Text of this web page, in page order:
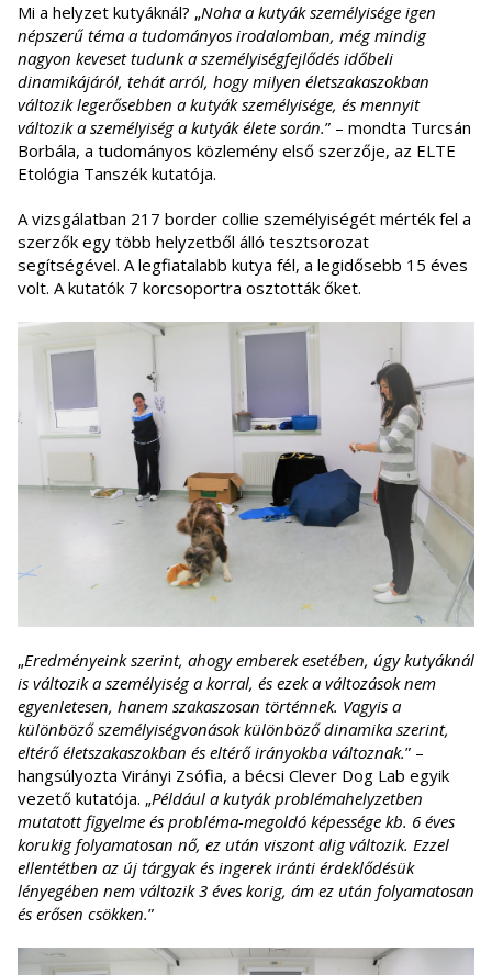
Mi a helyzet kutyáknál? „Noha a kutyák személyisége igen
népszerű téma a tudományos irodalomban, még mindig
nagyon keveset tudunk a személyiségfejlődés időbeli
dinamikájáról, tehát arról, hogy milyen életszakaszokban
változik legerősebben a kutyák személyisége, és mennyit
változik a személyiség a kutyák élete során.” – mondta Turcsán
Borbála, a tudományos közlemény első szerzője, az ELTE
Etológia Tanszék kutatója.
A vizsgálatban 217 border collie személyiségét mérték fel a
szerzők egy több helyzetből álló tesztsorozat
segítségével. A legfiatalabb kutya fél, a legidősebb 15 éves
volt. A kutatók 7 korcsoportra osztották őket.
„Eredményeink szerint, ahogy emberek esetében, úgy kutyáknál
is változik a személyiség a korral, és ezek a változások nem
egyenletesen, hanem szakaszosan történnek. Vagyis a
különböző személyiségvonások különböző dinamika szerint,
eltérő életszakaszokban és eltérő irányokba változnak.” –
hangsúlyozta Virányi Zsófia, a bécsi Clever Dog Lab egyik
vezető kutatója. „Például a kutyák problémahelyzetben
mutatott figyelme és probléma-megoldó képessége kb. 6 éves
korukig folyamatosan nő, ez után viszont alig változik. Ezzel
ellentétben az új tárgyak és ingerek iránti érdeklődésük
lényegében nem változik 3 éves korig, ám ez után folyamatosan
és erősen csökken.”